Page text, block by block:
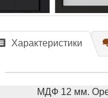
Характеристики
МДФ 12 мм.